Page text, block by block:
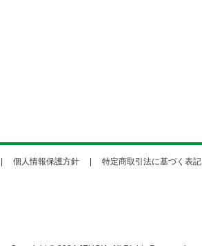
個人情報保護方針 特定商取引法に基づく表記